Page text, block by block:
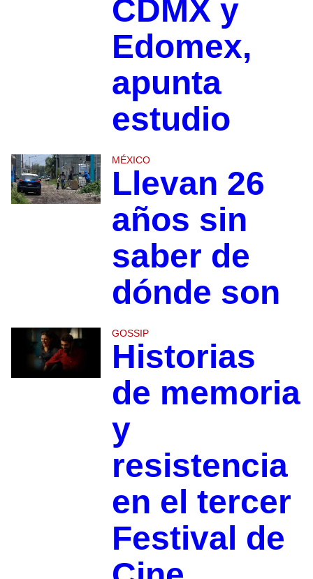
CDMX y
Edomex,
apunta
estudio
MÉXICO
Llevan 26
años sin
saber de
dónde son
GOSSIP
Historias
de memoria
y
resistencia
en el tercer
Festival de